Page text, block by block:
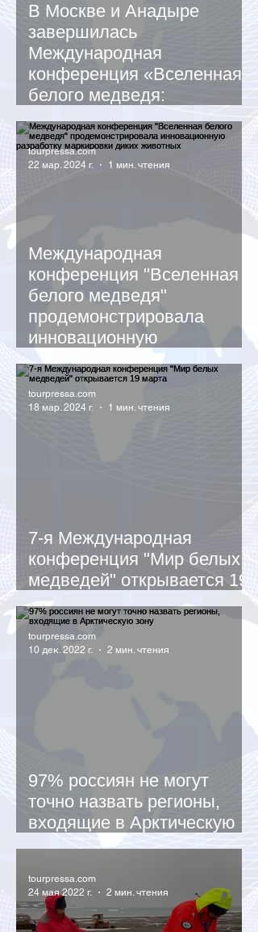
В Москве и Анадыре
завершилась
Международная
конференция «Вселенная
белого медведя:
Арктические экосистемы»
Международная
конференция "Вселенная
белого медведя"
продемонстрировала
инновационную
разработку маркировки
диких животных
tourpressa.com
22 мар. 2024 г.
1 мин. чтения
7-я Международная
конференция "Мир белых
медведей" открывается 19
марта
tourpressa.com
18 мар. 2024 г.
1 мин. чтения
97% россиян не могут
точно назвать регионы,
входящие в Арктическую
зону
tourpressa.com
10 дек. 2022 г.
2 мин. чтения
tourpressa.com
24 мая 2022 г.
2 мин. чтения